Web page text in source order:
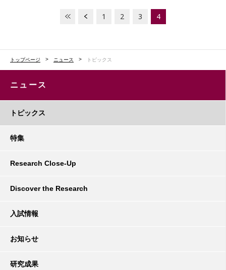
1 2 3 4
トップページ ニュース トピックス
ニュース
トピックス
特集
Research Close-Up
Discover the Research
入試情報
お知らせ
研究成果